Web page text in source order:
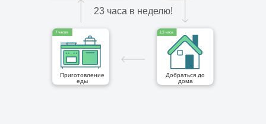
23 часа в неделю!
Приготовление
еды
Добраться до
дома